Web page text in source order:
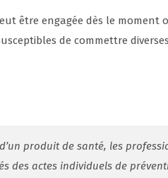
être engagée dès le
de commettre
produit de santé, les
des actes individuels de